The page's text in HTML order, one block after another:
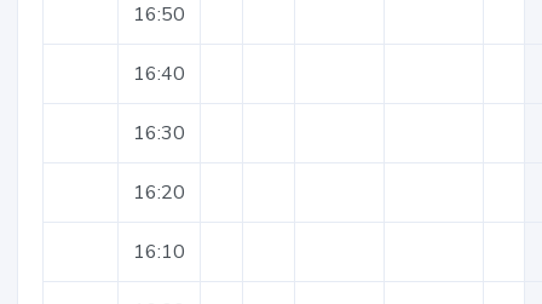
16:50
16:40
16:30
16:20
16:10